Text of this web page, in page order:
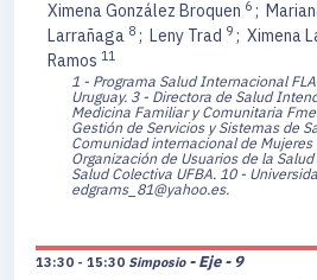
Ximena González Broquen 6 ;
Larrañaga 8 ; Leny Trad 9 ; Ximena
Ramos 11
1 - Programa Salud Internacional
Uruguay. 3 - Directora de Salud
Medicina Familiar y Comunitaria
Gestión de Servicios y Sistemas de
Comunidad internacional de
Organización de Usuarios de la
Salud Colectiva UFBA. 10 -
edgrams_81@yahoo.es.
13:30 - 15:30 Simposio - Eje - 9